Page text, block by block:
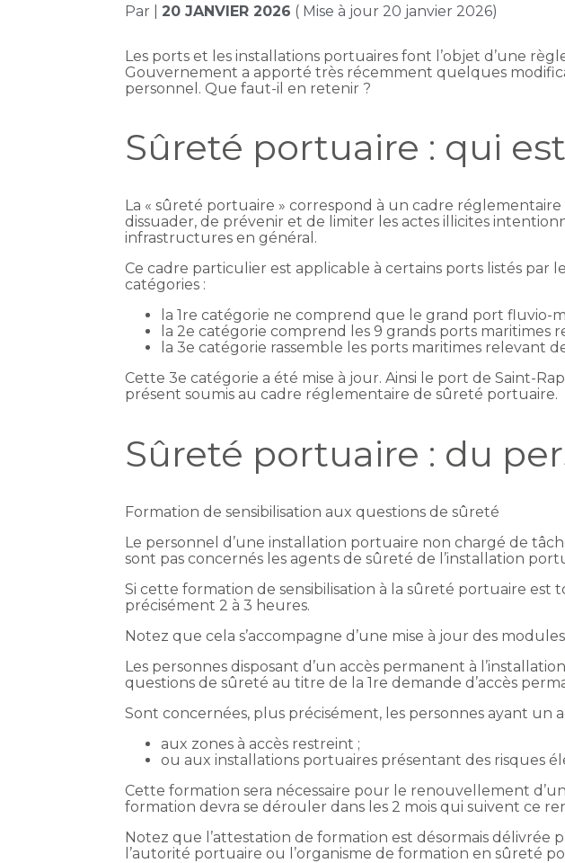
Par |20 JANVIER 2026 ( Mise à jour 20 janvier 2026)
Les ports et les installations portuaires font l’objet d’une
Gouvernement a apporté très récemment quelques
personnel. Que faut-il en retenir ?
Sûreté portuaire : qui
La « sûreté portuaire » correspond à un cadre
dissuader, de prévenir et de limiter les actes illicites
infrastructures en général.
Ce cadre particulier est applicable à certains ports listés par
catégories :
la 1re catégorie ne comprend que le grand port fluvio-
la 2e catégorie comprend les 9 grands ports maritimes
la 3e catégorie rassemble les ports maritimes relevant
Cette 3e catégorie a été mise à jour. Ainsi le port de Saint-
présent soumis au cadre réglementaire de sûreté portuaire.
Sûreté portuaire : du
Formation de sensibilisation aux questions de sûreté
Le personnel d’une installation portuaire non chargé de
sont pas concernés les agents de sûreté de l’installation
Si cette formation de sensibilisation à la sûreté portuaire
précisément 2 à 3 heures.
Notez que cela s’accompagne d’une mise à jour des
Les personnes disposant d’un accès permanent à
questions de sûreté au titre de la 1re demande d’accès
Sont concernées, plus précisément, les personnes ayant un
aux zones à accès restreint ;
ou aux installations portuaires présentant des risques
Cette formation sera nécessaire pour le renouvellement
formation devra se dérouler dans les 2 mois qui suivent ce
Notez que l’attestation de formation est désormais délivrée
l’autorité portuaire ou l’organisme de formation en sûreté